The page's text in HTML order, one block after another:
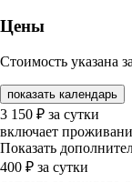
Цены
Стоимость указана
показать календарь
3 150 ₽ за сутки
включает
Показать
400 ₽ за сутки